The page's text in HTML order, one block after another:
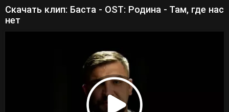
Скачать клип: Баста - OST: Родина - Там, где нас
нет